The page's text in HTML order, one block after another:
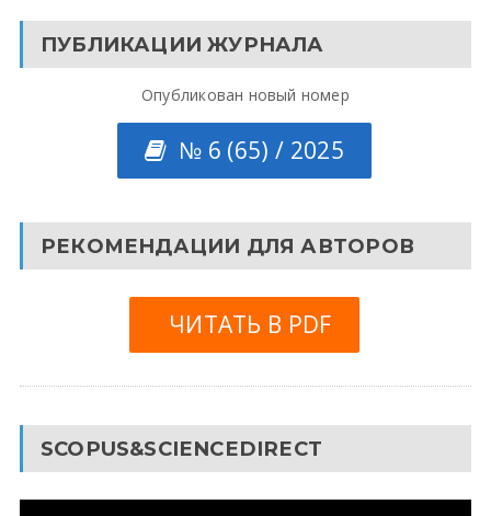
ПУБЛИКАЦИИ ЖУРНАЛА
Опубликован новый номер
№ 6 (65) / 2025
РЕКОМЕНДАЦИИ ДЛЯ АВТОРОВ
ЧИТАТЬ В PDF
SCOPUS&SCIENCEDIRECT